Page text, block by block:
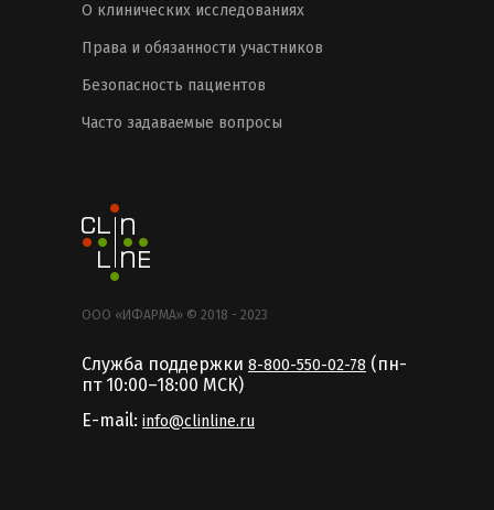
О клинических исследованиях
Права и обязанности участников
Безопасность пациентов
Часто задаваемые вопросы
ООО «ИФАРМА» © 2018 - 2023
Служба поддержки 8-800-550-02-78 (пн-
пт 10:00–18:00 MCК)
E-mail: info@clinline.ru